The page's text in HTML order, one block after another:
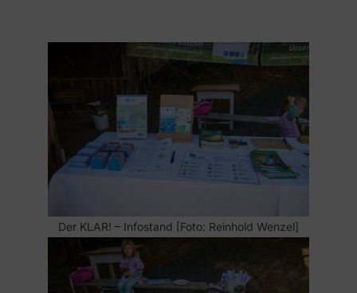
Der KLAR! – Infostand [Foto: Reinhold Wenzel]